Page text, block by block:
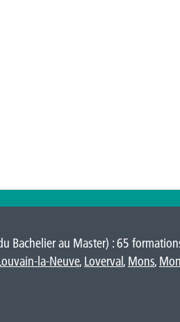
Bachelier au Master) : 65
la-Neuve, Loverval, Mons,